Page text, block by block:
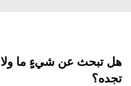
هل تبحث عن شيءٍ ما ولا
تجده؟